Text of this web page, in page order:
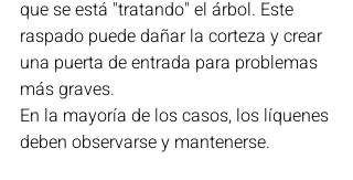
que se está "tratando" el árbol. Este
raspado puede dañar la corteza y crear
una puerta de entrada para problemas
más graves.
En la mayoría de los casos, los líquenes
deben observarse y mantenerse.